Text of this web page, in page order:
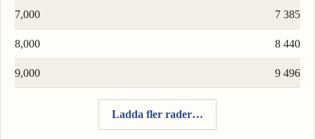
7,000 7 385
8,000 8 440
9,000 9 496
Ladda fler rader…